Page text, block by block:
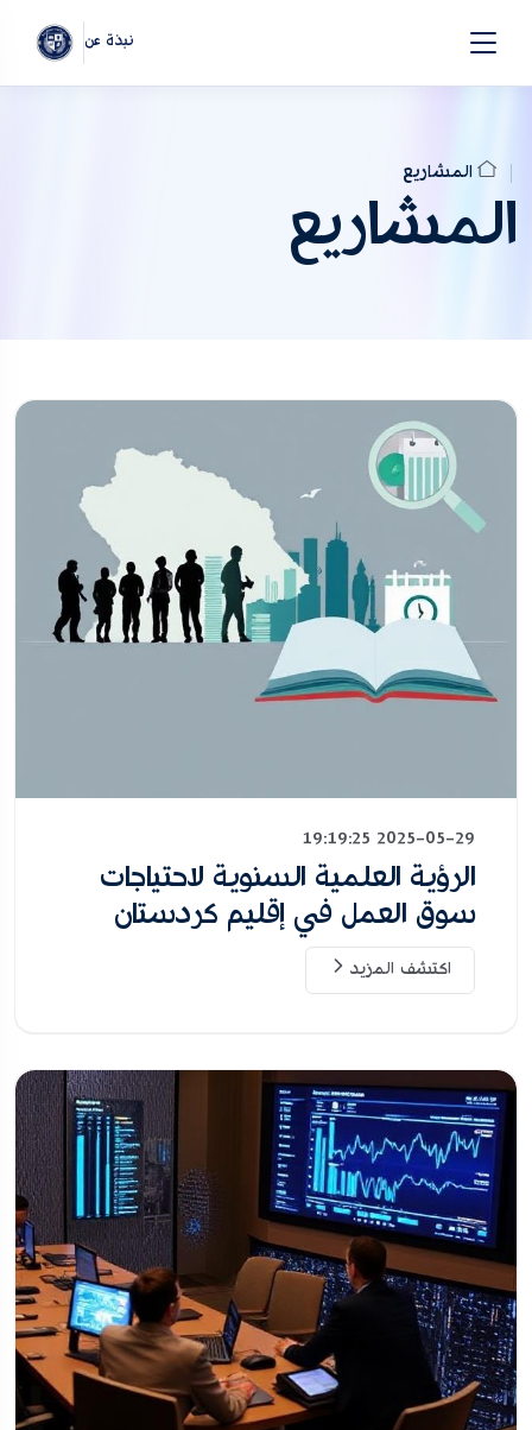
نبذة عن
المشاريع
المشاريع
2025-05-29 19:19:25
الرؤية العلمية السنوية لاحتياجات
سوق العمل في إقليم كردستان
اكتشف المزيد